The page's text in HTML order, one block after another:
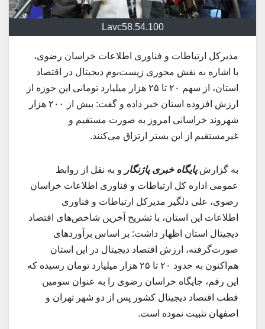
Lavc58.54.100
مدیرکل ارتباطات و فناوری اطلاعات خراسان رضوی،
با اشاره به نقش محوری زیست‌بوم دیجیتال در اقتصاد
استان، از سهم ۲۰ تا ۲۵ هزار میلیارد تومانی این حوزه از
ارزش افزوده استان خبر داده و گفت: بیش از ۲۰۰ هزار
شهروند خراسانی امروز به صورت مستقیم و
غیرمستقیم از این بستر ارتزاق می‌کنند.
به گزارش پایگاه خبری پاژنگار و به نقل از روابط
عمومی اداره کل ارتباطات و فناوری اطلاعات خراسان
رضوی، علی دلگیر مدیرکل ارتباطات و فناوری
اطلاعات این استان، با تشریح آخرین شاخص‌های اقتصاد
دیجیتال استان اظهار داشت: بر اساس برآوردهای
صورت‌گرفته، ارزش اقتصاد دیجیتال در این استان
هم‌اکنون به حدود ۲۰ تا ۲۵ هزار میلیارد تومان رسیده که
این رقم، جایگاه خراسان رضوی را به‌ عنوان سومین
قطب اقتصاد دیجیتال کشور پس از دو شهر تهران و
اصفهان تثبیت نموده است.